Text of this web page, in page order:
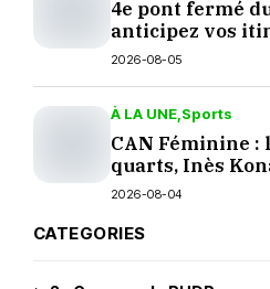
4e pont fermé
anticipez vos
2026-08-05
À LA UNE Sports
CAN Féminine :
quarts, Inès
2026-08-04
CATEGORIES